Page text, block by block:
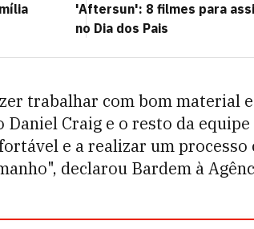
'Aftersun': 8 filmes para
no Dia dos Pais
trabalhar com bom material
Daniel Craig e o resto da
e a realizar um
declarou Bardem à